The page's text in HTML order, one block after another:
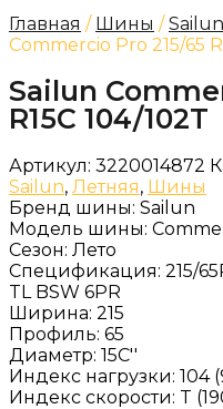
Главная / Шины /Sailun
Commercio Pro 215/65
Sailun
R15C 104/102T
Артикул: 3220014872
Sailun, Летняя, Шины
Бренд шины: Sailun
Модель шины:
Сезон: Лето
Спецификация: 215/
TL BSW 6PR
Ширина: 215
Профиль: 65
Диаметр: 15C''
Индекс нагрузки: 104
Индекс скорости: T